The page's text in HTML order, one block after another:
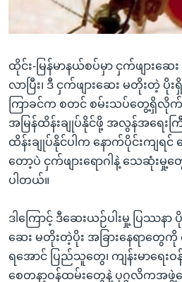
ကျော်
ကြည့်
ရန်
ရှာဖွေ
နေရာ
ရန်
ဘာသာစကားများ
ထိုင်း-မြန်မာနယ်စပ်မှာ ငှက်ဖျားဆေ
လာပြီး၊ ဒီ ငှက်ဖျားဆေး မတိုးတဲ့
ကြာခင်က စတင် စမ်းသပ်တွေ့ရှိလိုက်
အမြန်ထိန်းချုပ်နိုင်ဖို့ အလွန်အရေးက
ထိန်းချုပ်နိုင်ပါက နောက်ပိုင်းကျရင်
တော့ပဲ ငှက်ဖျားရောဂါနဲ့ သေဆုံးမှု့တွ
ပါတယ်။
ဒါကြောင့် ဒီဆေးယဉ်ပါးမှု့ ပြဿနာ
ဆေး မတိုးတဲ့ပိုး အခြားနေရာတွေကို
ရအောင် ပြည်သူတွေ၊ ကျန်းမာရေးဝ
စေတနာ့ဝန်ထမ်းတွေနဲ့ ပုဂ္ဂလိကအ